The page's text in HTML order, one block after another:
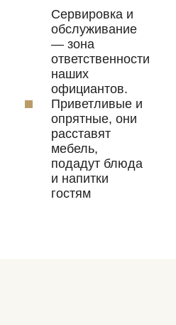
Сервировка и
обслуживание
— зона
ответственности
наших
официантов.
Приветливые и
опрятные, они
расставят
мебель,
подадут блюда
и напитки
гостям